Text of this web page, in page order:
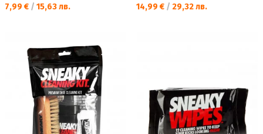
Текуща цена:
7,99 € / 15,63 лв. Текуща цена:
14,99 € / 29,32 лв.